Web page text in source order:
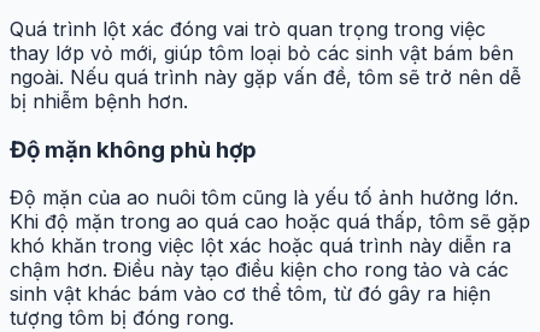
Quá trình lột xác đóng vai trò quan trọng trong việc
thay lớp vỏ mới, giúp tôm loại bỏ các sinh vật bám bên
ngoài. Nếu quá trình này gặp vấn đề, tôm sẽ trở nên dễ
bị nhiễm bệnh hơn.
Độ mặn không phù hợp
Độ mặn của ao nuôi tôm cũng là yếu tố ảnh hưởng lớn.
Khi độ mặn trong ao quá cao hoặc quá thấp, tôm sẽ gặp
khó khăn trong việc lột xác hoặc quá trình này diễn ra
chậm hơn. Điều này tạo điều kiện cho rong tảo và các
sinh vật khác bám vào cơ thể tôm, từ đó gây ra hiện
tượng tôm bị đóng rong.